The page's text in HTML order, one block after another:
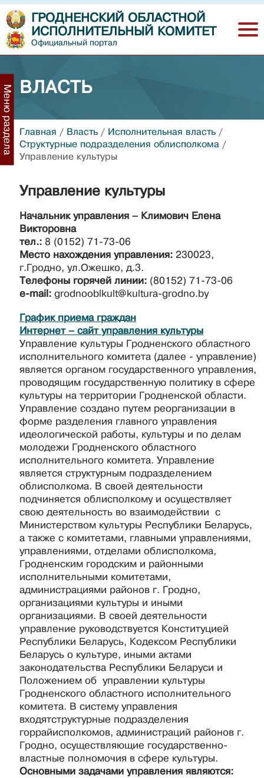
ГРОДНЕНСКИЙ ОБЛАСТНОЙ
ИСПОЛНИТЕЛЬНЫЙ КОМИТЕТ
Официальный портал
ВЛАСТЬ
Меню раздела Главная / Власть / Исполнительная власть /
Структурные подразделения облисполкома /
Управление культуры
Управление культуры
Начальник управления – Климович Елена
Викторовна
тел.: 8 (0152) 71-73-06
Место нахождения управления: 230023,
г.Гродно, ул.Ожешко, д.3.
Телефоны горячей линии: (80152) 71-73-06
e-mail: grodnooblkult@kultura-grodno.by
График приема граждан
Интернет – сайт управления культуры
Управление культуры Гродненского областного
исполнительного комитета (далее - управление)
является органом государственного управления,
проводящим государственную политику в сфере
культуры на территории Гродненской области.
Управление создано путем реорганизации в
форме разделения главного управления
идеологической работы, культуры и по делам
молодежи Гродненского областного
исполнительного комитета. Управление
является структурным подразделением
облисполкома. В своей деятельности
подчиняется облисполкому и осуществляет
свою деятельность во взаимодействии с
Министерством культуры Республики Беларусь,
а также с комитетами, главными управлениями,
управлениями, отделами облисполкома,
Гродненским городским и районными
исполнительными комитетами,
администрациями районов г. Гродно,
организациями культуры и иными
организациями. В своей деятельности
управление руководствуется Конституцией
Республики Беларусь, Кодексом Республики
Беларусь о культуре, иными актами
законодательства Республики Беларуси и
Положением об управлении культуры
Гродненского областного исполнительного
комитета. В систему управления
входятструктурные подразделения
горрайисполкомов, администраций районов г.
Гродно, осуществляющие государственно-
властные полномочия в сфере культуры.
Основными задачами управления являются: